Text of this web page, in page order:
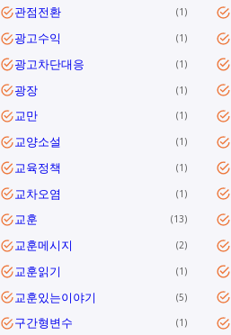
관점전환 1
광고수익 1
광고차단대응 1
광장 1
교만 1
교양소설 1
교육정책 1
교차오염 1
교훈 13
교훈메시지 2
교훈읽기 1
교훈있는이야기 5
구간형변수 1